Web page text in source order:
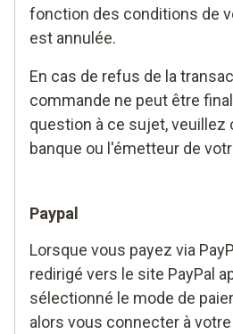
fonction des conditions de
est annulée.
En cas de refus de la
commande ne peut être
question à ce sujet, veuillez
banque ou l'émetteur de
Paypal
Lorsque vous payez via
redirigé vers le site PayPal
sélectionné le mode de
alors vous connecter à